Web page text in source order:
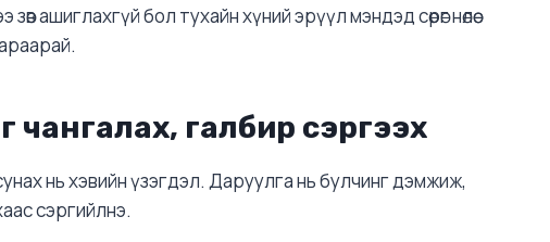
ашиглахгүй бол тухайн хүний эрүүл мэндэд сөрөг нөлөө
чангалах, галбир сэргээх
нь хэвийн үзэгдэл. Даруулга нь булчинг дэмжиж,
сэргийлнэ.